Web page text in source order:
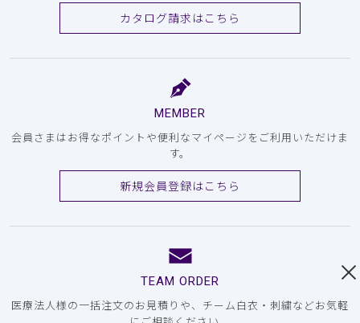
カタログ請求はこちら
MEMBER
会員さまはお得なポイントや便利なマイページをご利用いただけま
す。
新規会員登録はこちら
TEAM ORDER
医療法人様の一括注文のお見積りや、チーム白衣・刺繍などお気軽